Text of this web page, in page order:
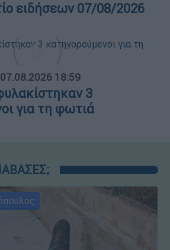
ειδήσεων 07/08/2026
07.08.2026 18:59
3
για τη φωτιά